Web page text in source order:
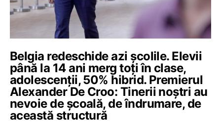
Belgia redeschide azi școlile. Elevii
până la 14 ani merg toți în clase,
adolescenții, 50% hibrid. Premierul
Alexander De Croo: Tinerii noștri au
nevoie de școală, de îndrumare, de
această structură